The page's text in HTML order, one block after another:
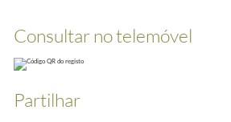
de Ministros e da Cultura e na Subsecretária
1988-10-12/1988-10-12
Consultar no telemóvel
Partilhar